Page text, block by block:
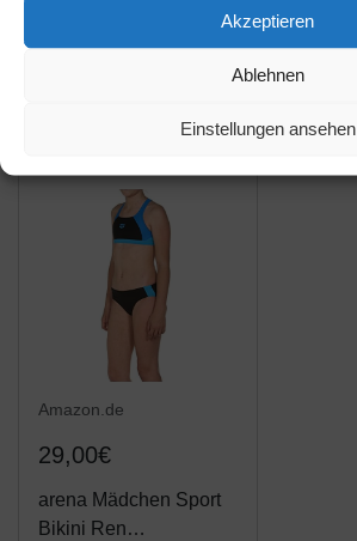
Akzeptieren
Ablehnen
Einstellungen ansehen
Amazon.de
29,00€
arena Mädchen Sport
Bikini Ren